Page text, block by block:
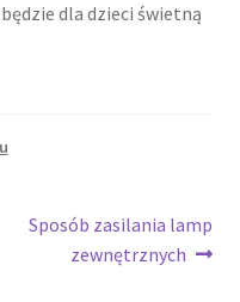
dla dzieci świetną
Następny
Sposób zasilania lamp
zewnętrznych